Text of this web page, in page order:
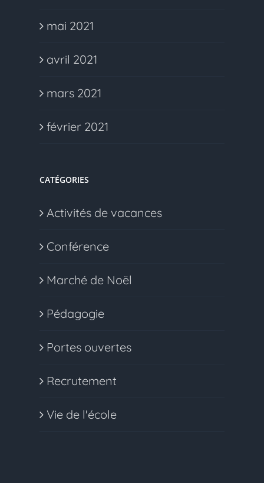
mai 2021
avril 2021
mars 2021
février 2021
CATÉGORIES
Activités de vacances
Conférence
Marché de Noël
Pédagogie
Portes ouvertes
Recrutement
Vie de l'école